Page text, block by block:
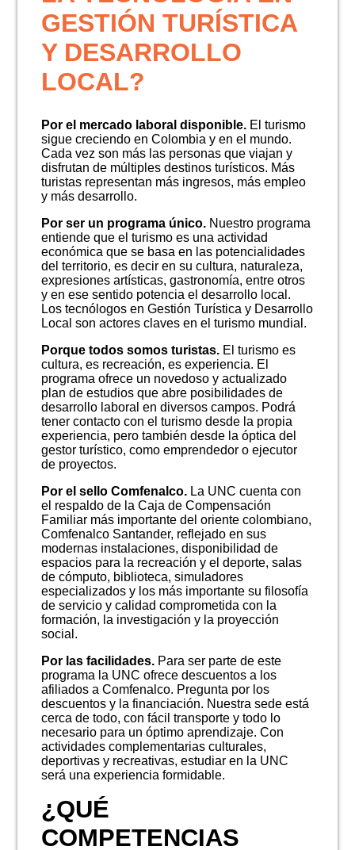
NOTICIAS
GESTIÓN TURÍSTICA
Y DESARROLLO
LOCAL?
Por el mercado laboral disponible. El turismo
sigue creciendo en Colombia y en el mundo.
Cada vez son más las personas que viajan y
disfrutan de múltiples destinos turísticos. Más
turistas representan más ingresos, más empleo
y más desarrollo.
Por ser un programa único. Nuestro programa
entiende que el turismo es una actividad
económica que se basa en las potencialidades
del territorio, es decir en su cultura, naturaleza,
expresiones artísticas, gastronomía, entre otros
y en ese sentido potencia el desarrollo local.
Los tecnólogos en Gestión Turística y Desarrollo
Local son actores claves en el turismo mundial.
Porque todos somos turistas. El turismo es
cultura, es recreación, es experiencia. El
programa ofrece un novedoso y actualizado
plan de estudios que abre posibilidades de
desarrollo laboral en diversos campos. Podrá
tener contacto con el turismo desde la propia
experiencia, pero también desde la óptica del
gestor turístico, como emprendedor o ejecutor
de proyectos.
Por el sello Comfenalco. La UNC cuenta con
el respaldo de la Caja de Compensación
Familiar más importante del oriente colombiano,
Comfenalco Santander, reflejado en sus
modernas instalaciones, disponibilidad de
espacios para la recreación y el deporte, salas
de cómputo, biblioteca, simuladores
especializados y los más importante su filosofía
de servicio y calidad comprometida con la
formación, la investigación y la proyección
social.
Por las facilidades. Para ser parte de este
programa la UNC ofrece descuentos a los
afiliados a Comfenalco. Pregunta por los
descuentos y la financiación. Nuestra sede está
cerca de todo, con fácil transporte y todo lo
necesario para un óptimo aprendizaje. Con
actividades complementarias culturales,
deportivas y recreativas, estudiar en la UNC
será una experiencia formidable.
¿QUÉ
COMPETENCIAS